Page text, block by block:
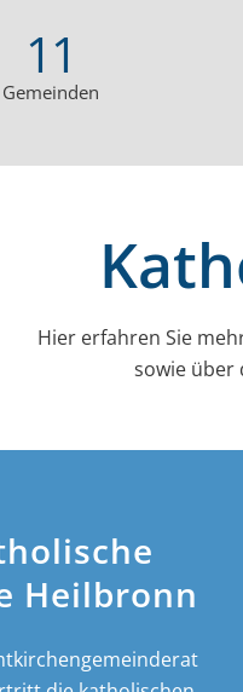
11
Gemeinden
Hier erfahren Sie
sowie über
Heilbronn